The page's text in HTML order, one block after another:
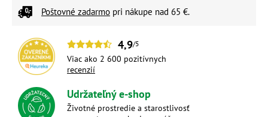
Poštovné zadarmo pri nákupe nad 65 €.
4,9/5
Viac ako 2 600 pozitívnych
recenzií
Udržateľný e-shop
Životné prostredie a starostlivosť